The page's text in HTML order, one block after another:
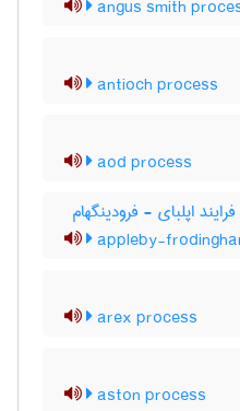
angus smith
antioch process
aod process
اپلبای - فرودینگهام
appleby-
arex process
aston process